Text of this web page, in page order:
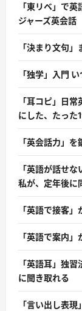
「東リベ」で
ジャーズ英会話
「決まり文句
「独学」入門
「耳コピ」日
にした、たった
「英会話力」
「英語が話せ
私が、定年後に
「英語で接客
「英語で案内
「英語耳」独
に聞き取れる
「言い出し表